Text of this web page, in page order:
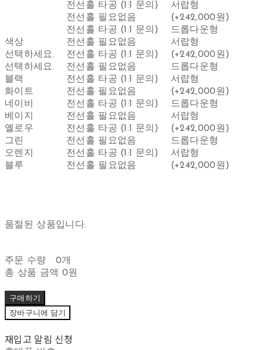
색상
선택하세요.
선택하세요.
블랙
화이트
네이비
베이지
옐로우
그린
오렌지
블루
전선홀 타공 (1:1 문의)
전선홀 필요없음
전선홀 타공 (1:1 문의)
전선홀 필요없음
전선홀 타공 (1:1 문의)
전선홀 필요없음
전선홀 타공 (1:1 문의)
전선홀 필요없음
전선홀 타공 (1:1 문의)
전선홀 필요없음
전선홀 타공 (1:1 문의)
전선홀 필요없음
전선홀 타공 (1:1 문의)
전선홀 필요없음
서랍형
(+242,000원)
드롭다운형
서랍형
(+242,000원)
드롭다운형
서랍형
(+242,000원)
드롭다운형
서랍형
(+242,000원)
드롭다운형
서랍형
(+242,000원)
품절된 상품입니다.
주문 수량
0개
총 상품 금액 0원
구매하기
장바구니에 담기
재입고 알림 신청